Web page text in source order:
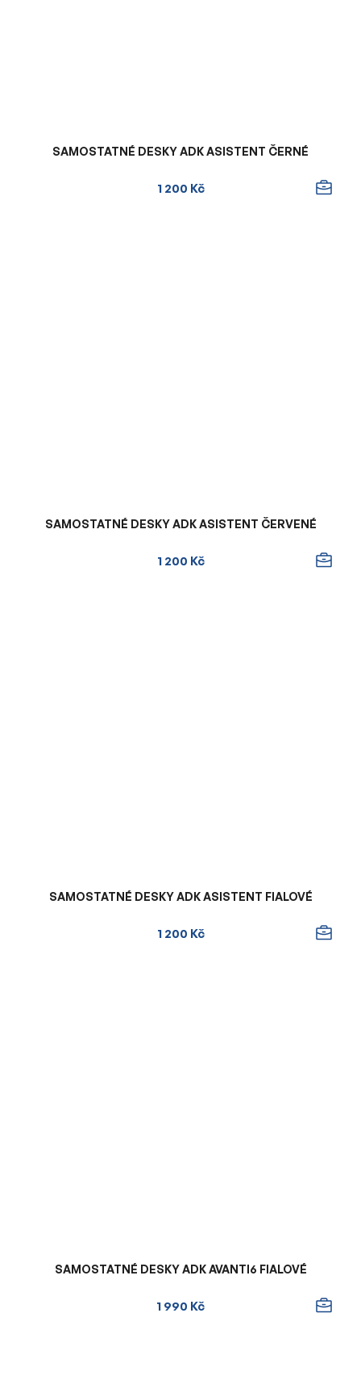
SAMOSTATNÉ DESKY ADK ASISTENT ČERNÉ
1 200 Kč
SAMOSTATNÉ DESKY ADK ASISTENT ČERVENÉ
1 200 Kč
SAMOSTATNÉ DESKY ADK ASISTENT FIALOVÉ
1 200 Kč
SAMOSTATNÉ DESKY ADK AVANTI6 FIALOVÉ
1 990 Kč